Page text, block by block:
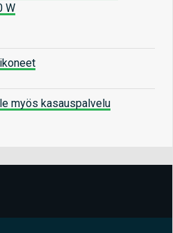
W
myös kasauspalvelu